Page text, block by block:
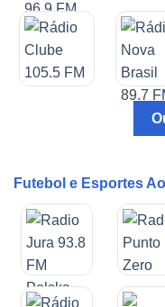
Futebol e Esportes